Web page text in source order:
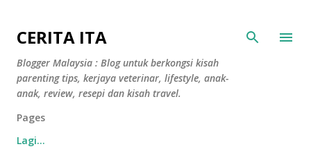
CERITA ITA
Blogger Malaysia : Blog untuk berkongsi kisah
parenting tips, kerjaya veterinar, lifestyle, anak-
anak, review, resepi dan kisah travel.
Pages
Lagi…